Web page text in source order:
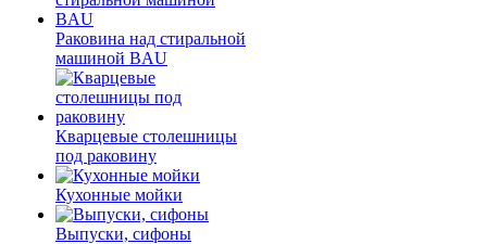
Раковина над стиральной
машиной BAU
Кварцевые столешницы
под раковину
Кухонные мойки
Выпуски, сифоны